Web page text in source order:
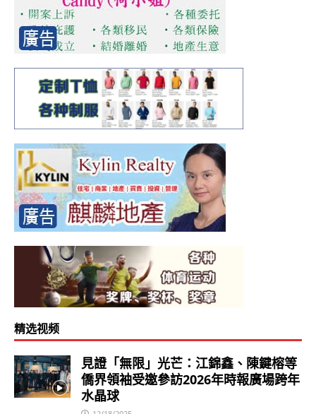
精选视频
見證「無限」光芒：江錦鑫、陳鍵榕等
僑界領袖受邀參訪2026年時報廣場跨年
水晶球